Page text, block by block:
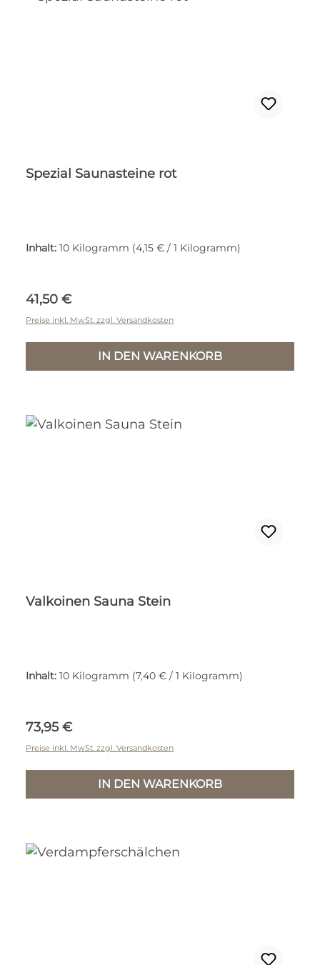
Spezial Saunasteine rot
Inhalt: 10 Kilogramm (4,15 € / 1 Kilogramm)
Regulärer Preis:
41,50 €
Preise inkl. MwSt. zzgl. Versandkosten
IN DEN WARENKORB
Valkoinen Sauna Stein
Inhalt: 10 Kilogramm (7,40 € / 1 Kilogramm)
Regulärer Preis:
73,95 €
Preise inkl. MwSt. zzgl. Versandkosten
IN DEN WARENKORB